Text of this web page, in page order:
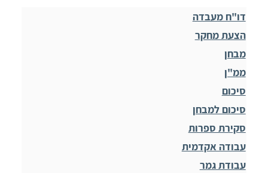
דו"ח מעבדה
הצעת מחקר
מבחן
ממ"ן
סיכום
סיכום למבחן
סקירת ספרות
עבודה אקדמית
עבודת גמר